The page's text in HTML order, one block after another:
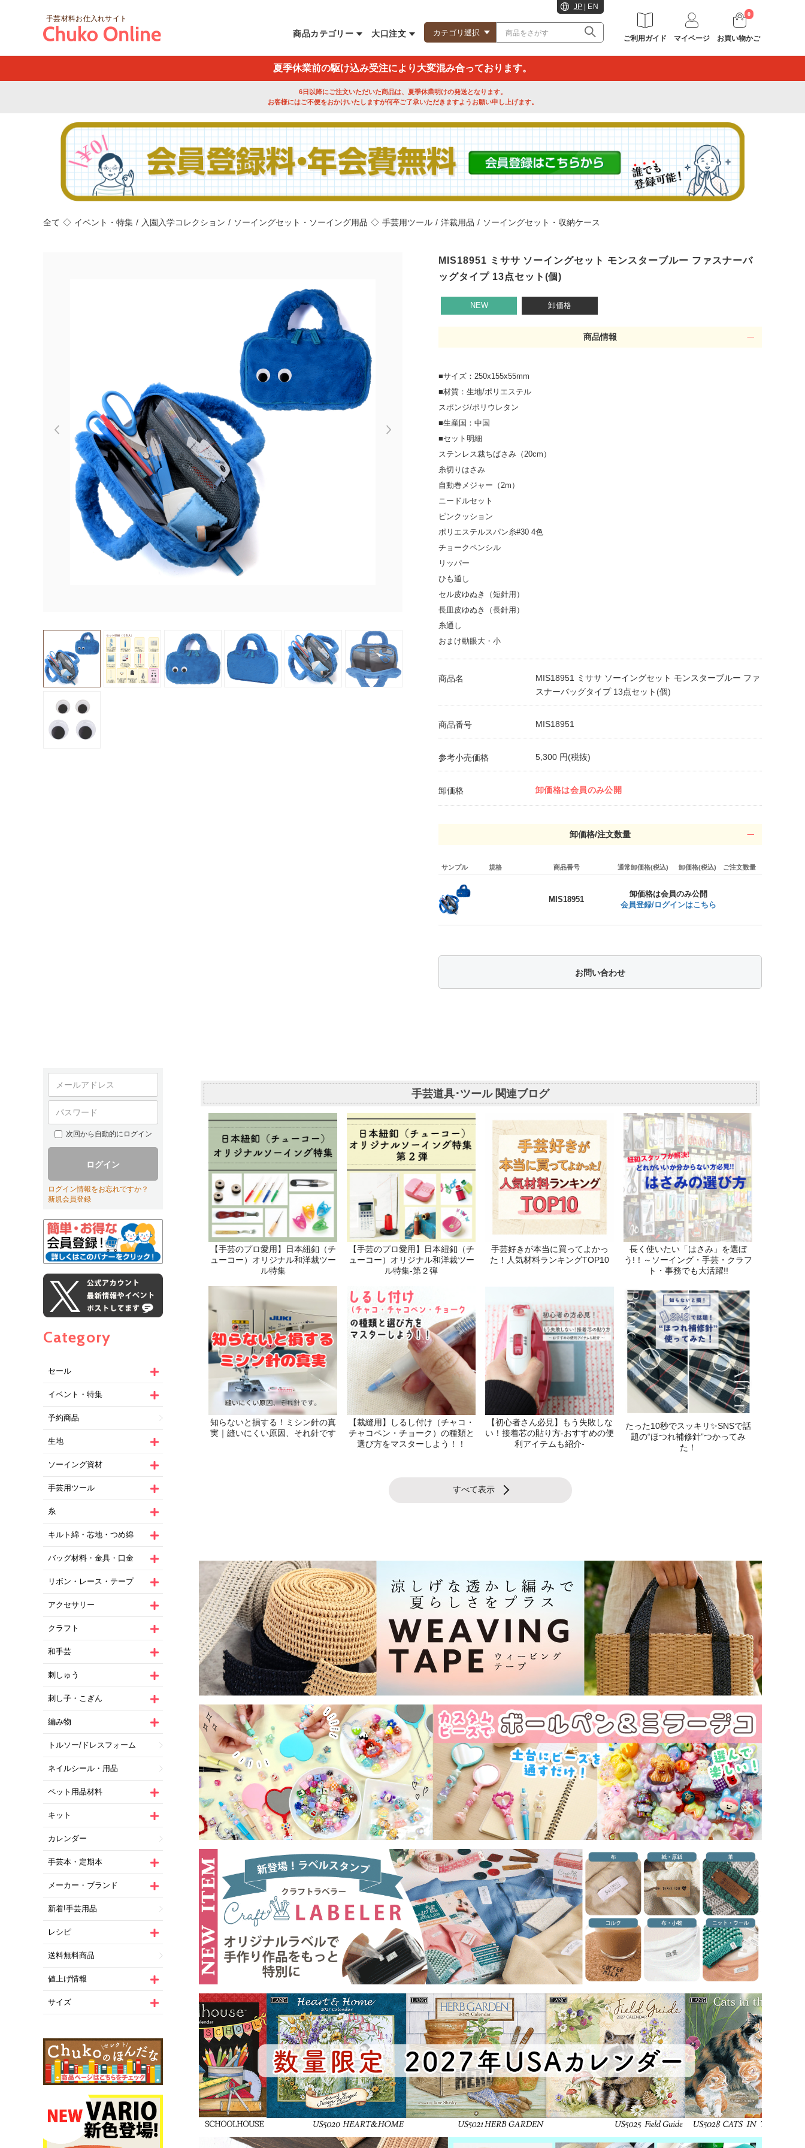
夏季休業前の駆け込み受注により大変混み合っております。
6日以降にご注文いただいた商品は、夏季休業明けの発送となります。
お客様にはご不便をおかけいたしますが何卒ご了承いただきますようお願い申し上げます。
全て ◇ イベント・特集 / 入園入学コレクション / ソーイングセット・ソーイング用品 ◇ 手芸用ツール / 洋裁用品 / ソーイングセット・収納ケース
Next
MIS18951 ミササ ソーイングセット モンスターブルー ファスナーバ
ッグタイプ 13点セット(個)
NEW 卸価格
商品情報
■サイズ：250x155x55mm
■材質：生地/ポリエステル
スポンジ/ポリウレタン
■生産国：中国
■セット明細
ステンレス裁ちばさみ（20cm）
糸切りはさみ
自動巻メジャー（2m）
ニードルセット
ピンクッション
ポリエステルスパン糸#30 4色
チョークペンシル
リッパー
ひも通し
セル皮ゆぬき（短針用）
長皿皮ゆぬき（長針用）
糸通し
おまけ動眼大・小
商品名
MIS18951 ミササ ソーイングセット モンスターブルー ファ
スナーバッグタイプ 13点セット(個)
商品番号 MIS18951
参考小売価格 5,300 円(税抜)
卸価格 卸価格は会員のみ公開
卸価格/注文数量
サンプル 規格 商品番号 通常卸価格(税込) 卸価格(税込) ご注文数量
MIS18951
卸価格は会員のみ公開
会員登録/ログインはこちら
お問い合わせ
手芸材料お仕入れサイト
商品カテゴリー 大口注文
JP EN
ご利用ガイド マイページ
0
お買い物かご
次回から自動的にログイン
ログイン
ログイン情報をお忘れですか？
新規会員登録
Category
セール
イベント・特集
予約商品
生地
ソーイング資材
手芸用ツール
糸
キルト綿・芯地・つめ綿
バッグ材料・金具・口金
リボン・レース・テープ
アクセサリー
クラフト
和手芸
刺しゅう
刺し子・こぎん
編み物
トルソー/ドレスフォーム
ネイルシール・用品
ペット用品材料
キット
カレンダー
手芸本・定期本
メーカー・ブランド
新着!手芸用品
レシピ
送料無料商品
値上げ情報
サイズ